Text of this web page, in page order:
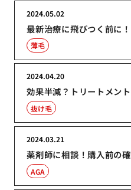
最新治療に飛びつく前に
2024.05.02
薄毛
効果半減？トリートメン
2024.04.20
抜け毛
薬剤師に相談！購入前の
2024.03.21
AGA